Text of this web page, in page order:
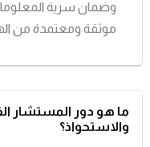
وضمان سرية
موثقة ومعتمدة من
ما هو دور المستشار
والاستحواذ؟